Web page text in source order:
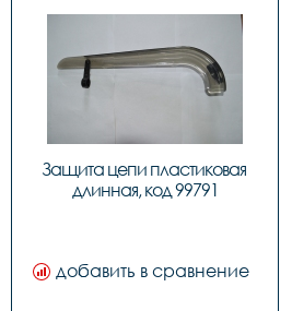
Защита цепи пластиковая
длинная, код 99791
добавить в сравнение